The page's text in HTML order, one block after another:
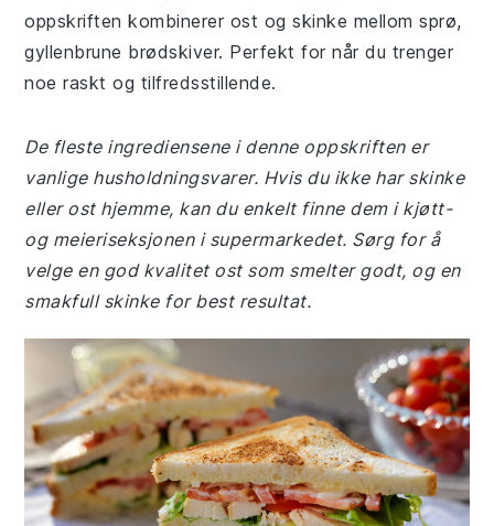
oppskriften kombinerer ost og skinke mellom sprø,
gyllenbrune brødskiver. Perfekt for når du trenger
noe raskt og tilfredsstillende.
De fleste ingrediensene i denne oppskriften er
vanlige husholdningsvarer. Hvis du ikke har skinke
eller ost hjemme, kan du enkelt finne dem i kjøtt-
og meieriseksjonen i supermarkedet. Sørg for å
velge en god kvalitet ost som smelter godt, og en
smakfull skinke for best resultat.